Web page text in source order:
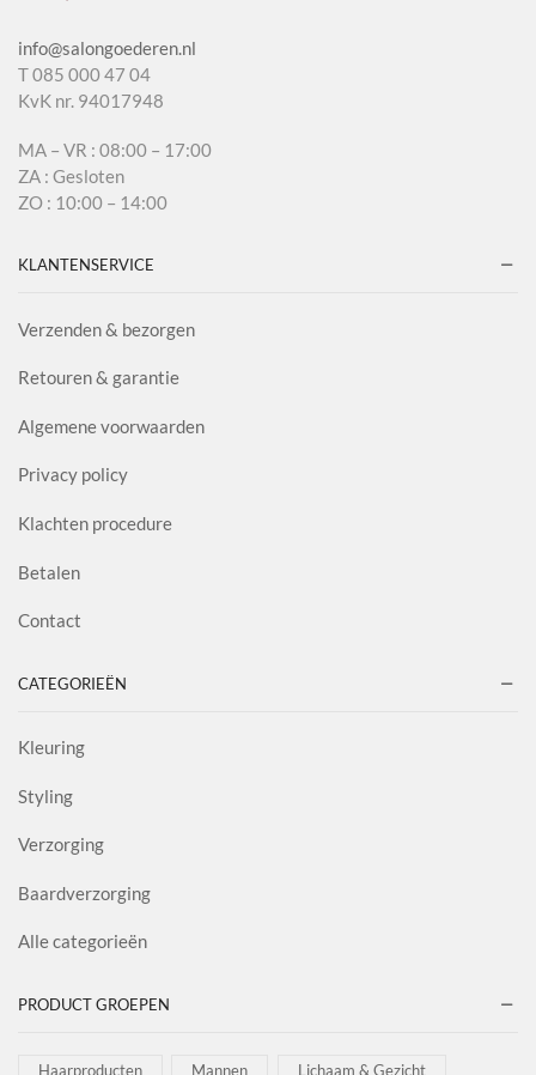
info@salongoederen.nl
T 085 000 47 04
KvK nr. 94017948
MA – VR : 08:00 – 17:00
ZA : Gesloten
ZO : 10:00 – 14:00
KLANTENSERVICE
Verzenden & bezorgen
Retouren & garantie
Algemene voorwaarden
Privacy policy
Klachten procedure
Betalen
Contact
CATEGORIEËN
Kleuring
Styling
Verzorging
Baardverzorging
Alle categorieën
PRODUCT GROEPEN
Haarproducten Mannen Lichaam & Gezicht